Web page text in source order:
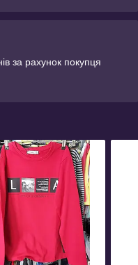
за рахунок покупця